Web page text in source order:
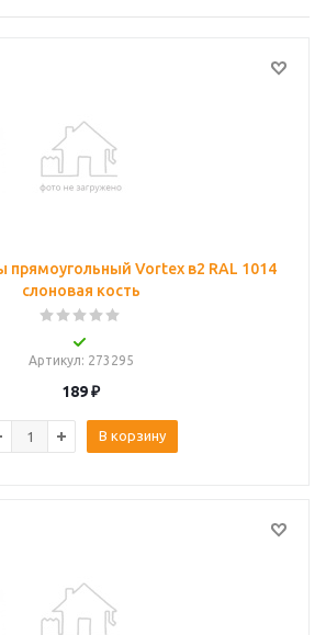
Vortex в2 RAL 1014
слоновая кость
Артикул: 273295
189₽
В корзину